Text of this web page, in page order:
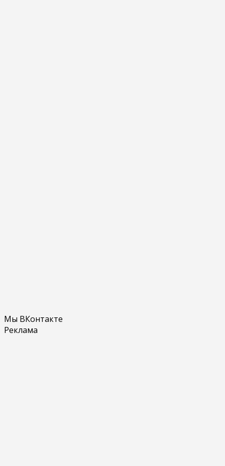
Мы ВКонтакте
Реклама